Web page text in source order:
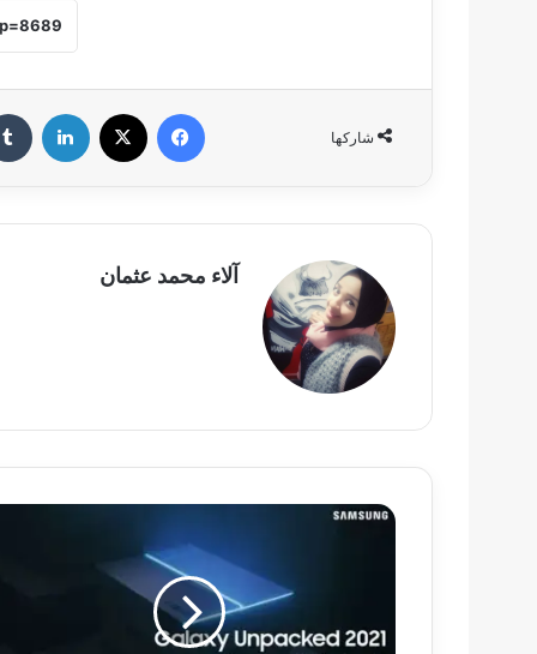
شاركها
فيسبوك
آلاء محمد عثمان
تحديد
جهاز